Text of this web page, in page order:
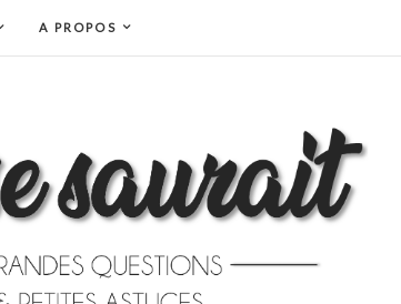
A PROPOS